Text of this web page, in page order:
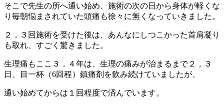
そこで先生の所へ通い始め、施術の次の日から身体が軽くな
り毎朝悩まされていた頭痛も徐々に無くなっていきました。
２，３回施術を受けた後は、あんなにしつこかった首肩凝り
も取れ、すごく驚きました。
生理痛もここ３，４年は、生理の痛みが治まるまで２，３
日、目一杯（6回程）鎮痛剤を飲み続けていましたが、
通い始めてからは１回程度で済んでいます。